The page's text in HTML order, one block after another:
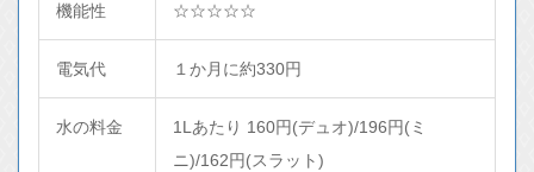
機能性 ☆☆☆☆☆
電気代 １か月に約330円
水の料金
1Lあたり 160円(デュオ)/196円(ミ
ニ)/162円(スラット)